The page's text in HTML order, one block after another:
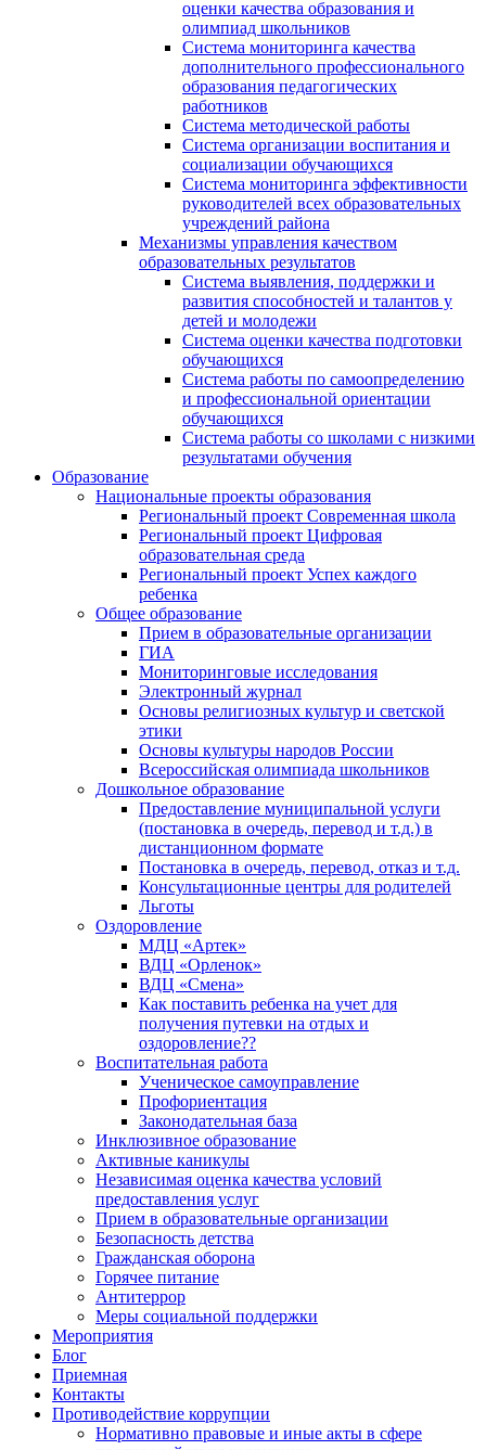
оценки качества образования и
олимпиад школьников
Система мониторинга качества
дополнительного профессионального
образования педагогических
работников
Система методической работы
Система организации воспитания и
социализации обучающихся
Система мониторинга эффективности
руководителей всех образовательных
учреждений района
Механизмы управления качеством
образовательных результатов
Система выявления, поддержки и
развития способностей и талантов у
детей и молодежи
Система оценки качества подготовки
обучающихся
Система работы по самоопределению
и профессиональной ориентации
обучающихся
Система работы со школами с низкими
результатами обучения
Образование
Национальные проекты образования
Региональный проект Современная школа
Региональный проект Цифровая
образовательная среда
Региональный проект Успех каждого
ребенка
Общее образование
Прием в образовательные организации
ГИА
Мониторинговые исследования
Электронный журнал
Основы религиозных культур и светской
этики
Основы культуры народов России
Всероссийская олимпиада школьников
Дошкольное образование
Предоставление муниципальной услуги
(постановка в очередь, перевод и т.д.) в
дистанционном формате
Постановка в очередь, перевод, отказ и т.д.
Консультационные центры для родителей
Льготы
Оздоровление
МДЦ «Артек»
ВДЦ «Орленок»
ВДЦ «Смена»
Как поставить ребенка на учет для
получения путевки на отдых и
оздоровление??
Воспитательная работа
Ученическое самоуправление
Профориентация
Законодательная база
Инклюзивное образование
Активные каникулы
Независимая оценка качества условий
предоставления услуг
Прием в образовательные организации
Безопасность детства
Гражданская оборона
Горячее питание
Антитеррор
Меры социальной поддержки
Мероприятия
Блог
Приемная
Контакты
Противодействие коррупции
Нормативно правовые и иные акты в сфере